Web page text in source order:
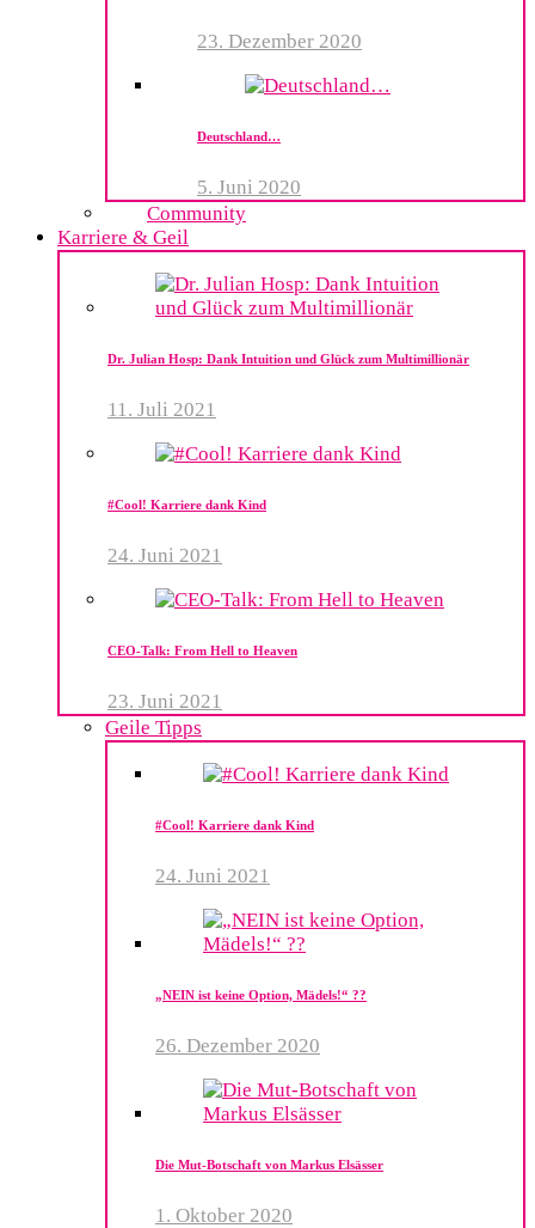
23. Dezember 2020
Deutschland…
5. Juni 2020
Community
Karriere & Geil
Dr. Julian Hosp: Dank Intuition und Glück zum Multimillionär
11. Juli 2021
#Cool! Karriere dank Kind
24. Juni 2021
CEO-Talk: From Hell to Heaven
23. Juni 2021
Geile Tipps
#Cool! Karriere dank Kind
24. Juni 2021
„NEIN ist keine Option, Mädels!“ ??
26. Dezember 2020
Die Mut-Botschaft von Markus Elsässer
1. Oktober 2020